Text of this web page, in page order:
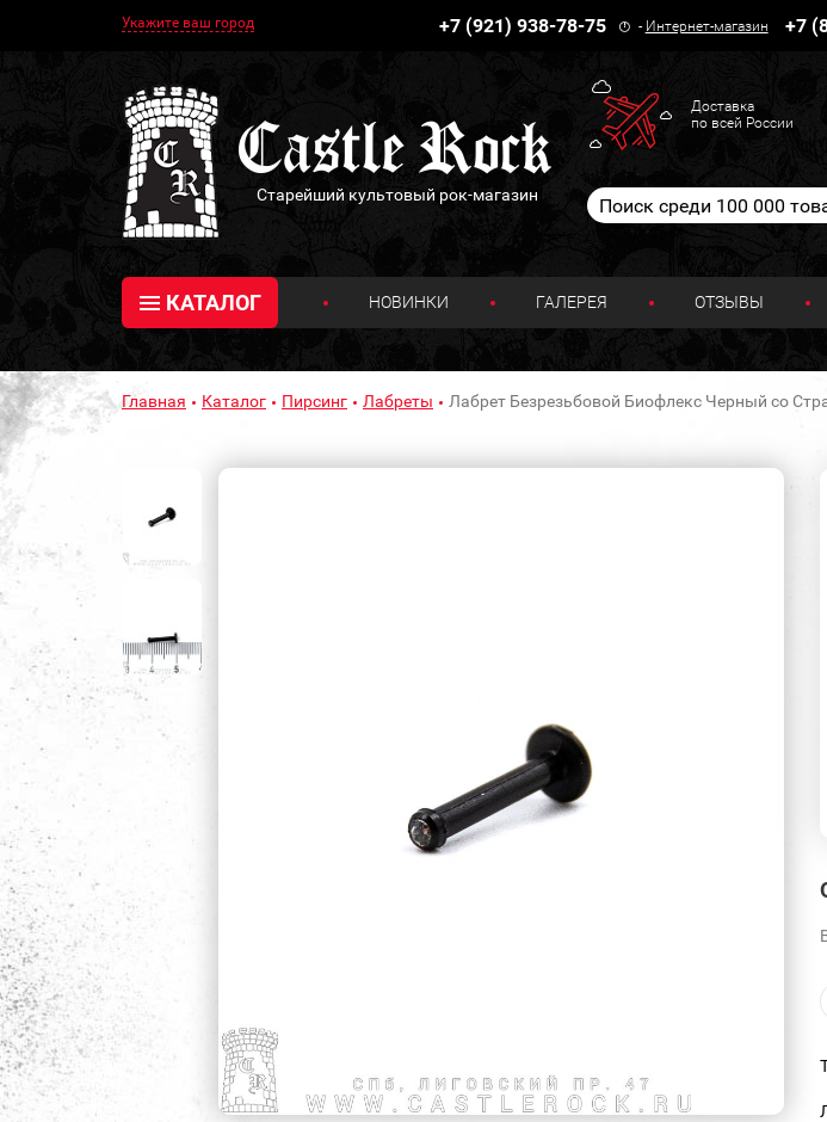
Укажите ваш город +7 (921) 938-78-75 - Интернет-магазин +7
Старейший культовый рок-магазин
Доставка
по всей России
КАТАЛОГ НОВИНКИ ГАЛЕРЕЯ ОТЗЫВЫ
Главная Каталог Пирсинг Лабреты Лабрет Безрезьбовой Биофлекс Черный со